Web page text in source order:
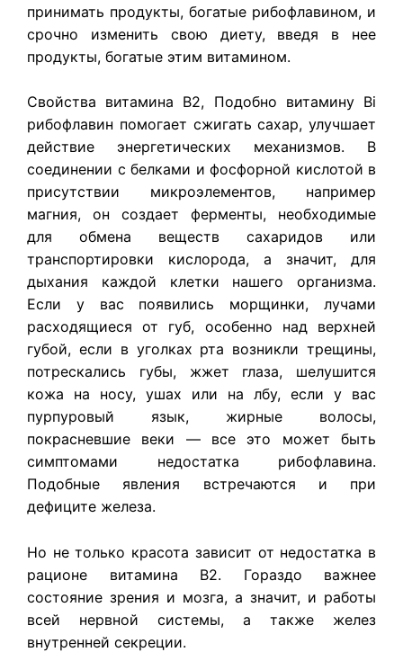
принимать продукты, богатые рибофлавином, и
срочно изменить свою диету, введя в нее
продукты, богатые этим витамином.
Свойства витамина В2, Подобно витамину Bi
рибофлавин помогает сжигать сахар, улучшает
действие энергетических механизмов. В
соединении с белками и фосфорной кислотой в
присутствии микроэлементов, например
магния, он создает ферменты, необходимые
для обмена веществ сахаридов или
транспортировки кислорода, а значит, для
дыхания каждой клетки нашего организма.
Если у вас появились морщинки, лучами
расходящиеся от губ, особенно над верхней
губой, если в уголках рта возникли трещины,
потрескались губы, жжет глаза, шелушится
кожа на носу, ушах или на лбу, если у вас
пурпуровый язык, жирные волосы,
покрасневшие веки — все это может быть
симптомами недостатка рибофлавина.
Подобные явления встречаются и при
дефиците железа.
Но не только красота зависит от недостатка в
рационе витамина В2. Гораздо важнее
состояние зрения и мозга, а значит, и работы
всей нервной системы, а также желез
внутренней секреции.